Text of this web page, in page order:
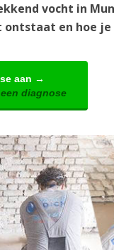
vocht in
en hoe
aan →
diagnose